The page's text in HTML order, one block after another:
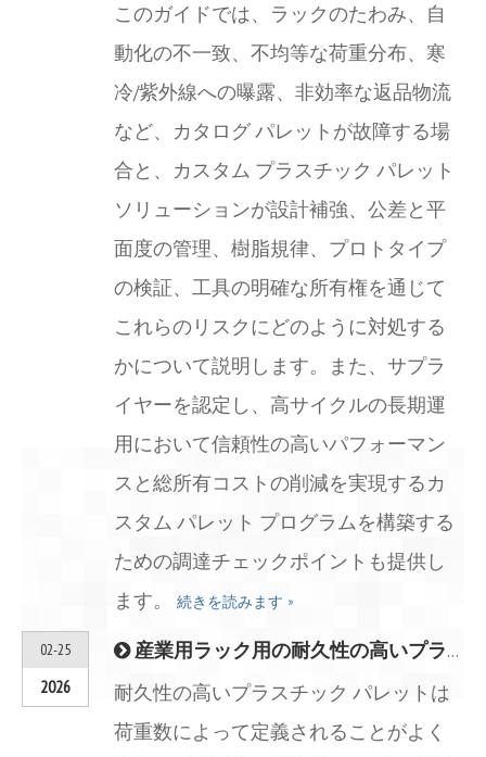
このガイドでは、ラックのたわみ、自
動化の不一致、不均等な荷重分布、寒
冷/紫外線への曝露、非効率な返品物流
など、カタログ パレットが故障する場
合と、カスタム プラスチック パレット
ソリューションが設計補強、公差と平
面度の管理、樹脂規律、プロトタイプ
の検証、工具の明確な所有権を通じて
これらのリスクにどのように対処する
かについて説明します。また、サプラ
イヤーを認定し、高サイクルの長期運
用において信頼性の高いパフォーマン
スと総所有コストの削減を実現するカ
スタム パレット プログラムを構築する
ための調達チェックポイントも提供し
ます。 続きを読みます »
02-25
2026
産業用ラック用の耐久性の高いプラスチック パレット 真の産業グレードのパレットとは何ですか? (2026年調達ガイド)
耐久性の高いプラスチック パレットは
荷重数によって定義されることがよく